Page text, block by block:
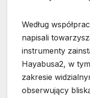
Według
napisali
instrumenty
Hayabusa2, w
zakresie
obserwujący